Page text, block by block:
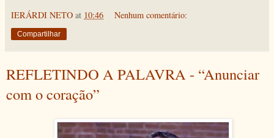
IERÁRDI NETO at 10:46 Nenhum comentário:
Compartilhar
REFLETINDO A PALAVRA - “Anunciar
com o coração”